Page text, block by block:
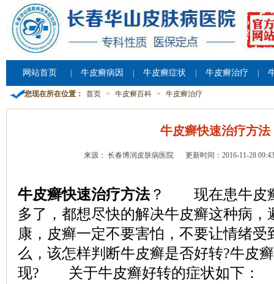
网站首页 牛皮癣病因 牛皮癣症状 牛皮癣治疗
您现在所在位置： 首页 > 牛皮癣百科 > 牛皮癣治疗
牛皮癣快速治疗方法
来源： 长春博润皮肤病医院 更新时间：2016-11-28
牛皮癣快速治疗方法？ 现在患牛皮
多了，都想尽快的解决牛皮癣这种病，
康，皮癣一定不要害怕，不要让情绪受
么，该怎样判断牛皮癣是否好转?牛皮
现? 关于牛皮癣好转的症状如下：